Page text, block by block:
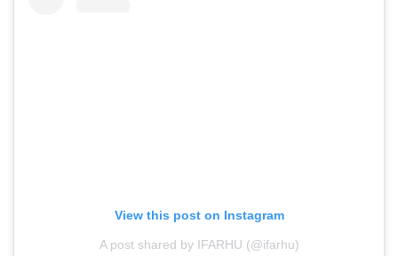
View this post on Instagram
A post shared by IFARHU (@ifarhu)